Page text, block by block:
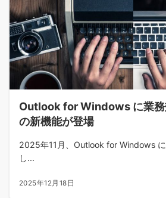
Outlook for Windows に業務
の新機能が登場
2025年11月、Outlook for Windows
し...
2025年12月18日